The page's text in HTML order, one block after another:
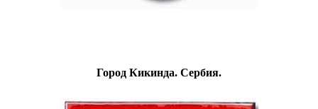
Город Кикинда. Сербия.